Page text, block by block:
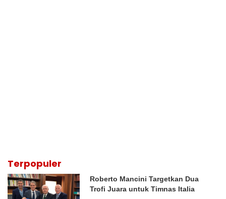
Terpopuler
Roberto Mancini Targetkan Dua
Trofi Juara untuk Timnas Italia